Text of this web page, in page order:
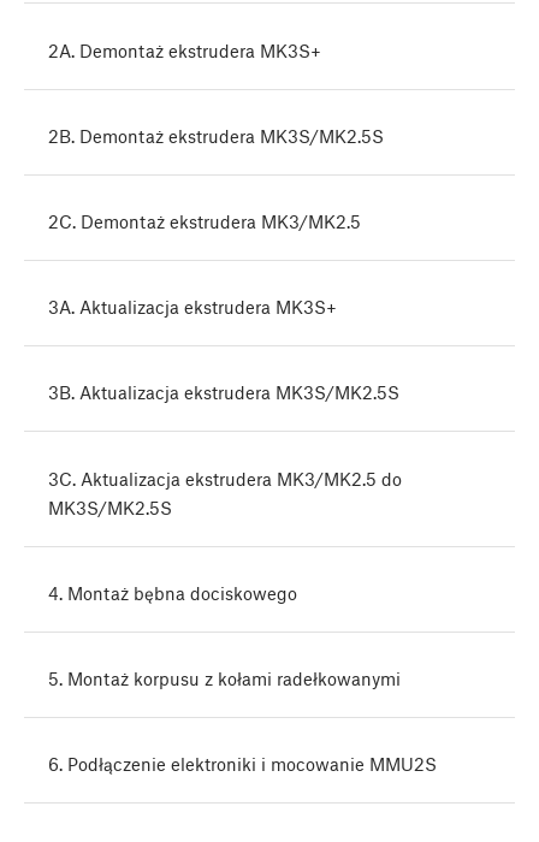
2A. Demontaż ekstrudera MK3S+
2B. Demontaż ekstrudera MK3S/MK2.5S
2C. Demontaż ekstrudera MK3/MK2.5
3A. Aktualizacja ekstrudera MK3S+
3B. Aktualizacja ekstrudera MK3S/MK2.5S
3C. Aktualizacja ekstrudera MK3/MK2.5 do
MK3S/MK2.5S
4. Montaż bębna dociskowego
5. Montaż korpusu z kołami radełkowanymi
6. Podłączenie elektroniki i mocowanie MMU2S